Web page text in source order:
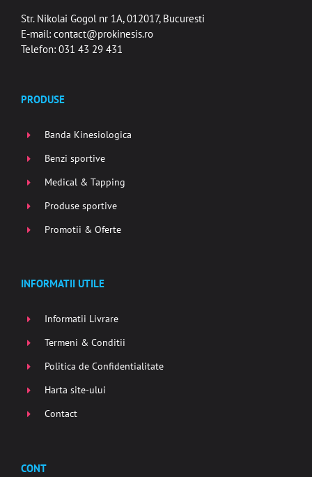
Str. Nikolai Gogol nr 1A, 012017, Bucuresti
E-mail: contact@prokinesis.ro
Telefon: 031 43 29 431
PRODUSE
Banda Kinesiologica
Benzi sportive
Medical & Tapping
Produse sportive
Promotii & Oferte
INFORMATII UTILE
Informatii Livrare
Termeni & Conditii
Politica de Confidentialitate
Harta site-ului
Contact
CONT